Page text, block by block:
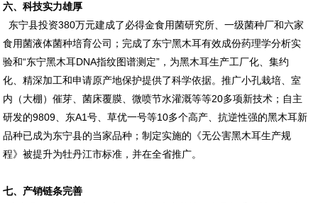
六、科技实力雄厚
东宁县投资380万元建成了必得金食用菌研究所、一级菌种厂和六家
食用菌液体菌种培育公司；完成了东宁黑木耳有效成份药理学分析实
验和“东宁黑木耳DNA指纹图谱测定”，为黑木耳生产工厂化、集约
化、精深加工和申请原产地保护提供了科学依据。推广小孔栽培、室
内（大棚）催芽、菌床覆膜、微喷节水灌溉等等20多项新技术；自主
研发的9809、东A1号、草优一号等10多个高产、抗逆性强的黑木耳新
品种已成为东宁县的当家品种；制定实施的《无公害黑木耳生产规
程》被提升为牡丹江市标准，并在全省推广。
七、产销链条完善